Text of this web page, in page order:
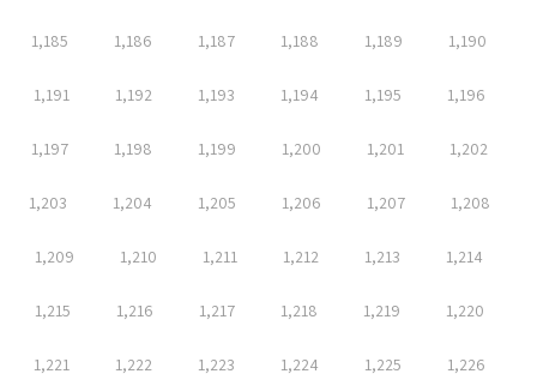
1,185 1,186 1,187 1,188 1,189 1,190
1,191 1,192 1,193 1,194 1,195 1,196
1,197 1,198 1,199 1,200 1,201 1,202
1,203 1,204 1,205 1,206 1,207 1,208
1,209 1,210 1,211 1,212 1,213 1,214
1,215 1,216 1,217 1,218 1,219 1,220
1,221 1,222 1,223 1,224 1,225 1,226